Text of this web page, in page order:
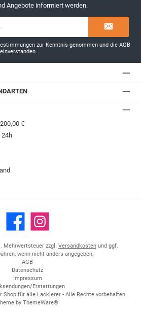
Angebote informiert werden.
zur Kenntnis genommen und dieAGB
€
24h
Facebook Instagram
Mehrwertsteuer zzgl. Versandkostenund ggf.
wenn nicht anders angegeben.
AGB
Datenschutz
Impressum
Erstattungen
Shop für alle Lackierer - Alle Rechte vorbehalten.
by ThemeWare®